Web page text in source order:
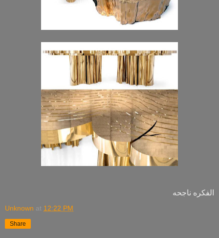
الفكره ناجحه
Unknown at 12:22 PM
Share